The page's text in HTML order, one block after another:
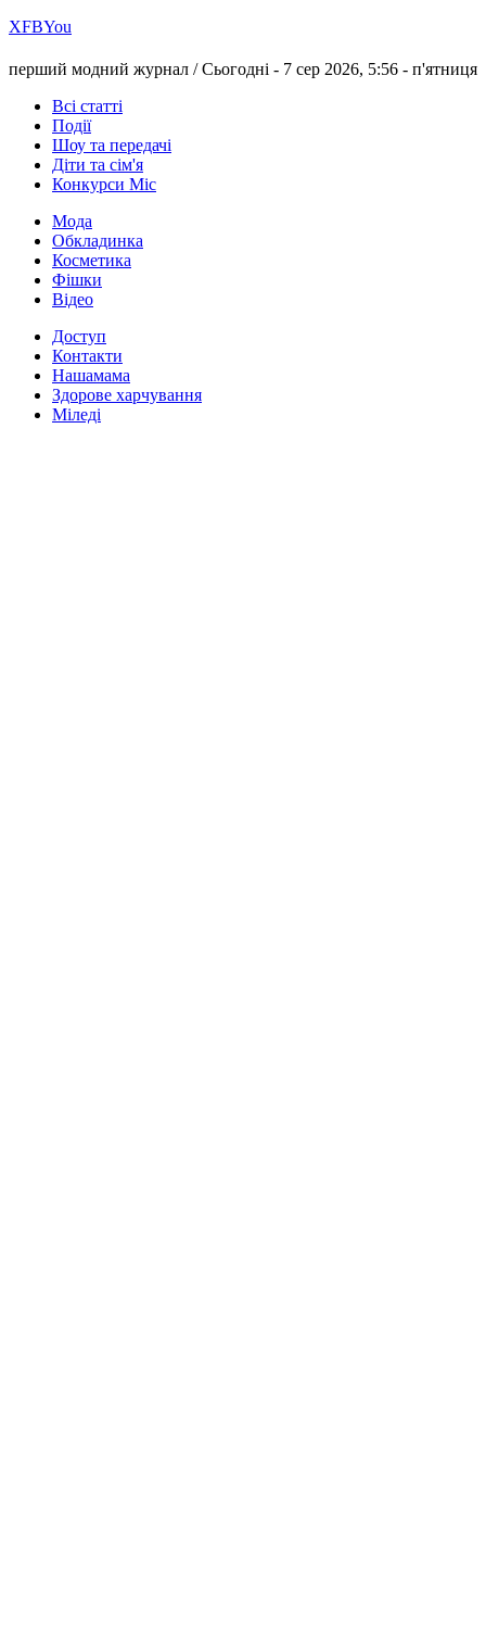
ХFBYou
перший модний журнал /Сьогодні - 7 сер 2026, 5:56 - п'ятниця
Всі статті
Події
Шоу та передачі
Діти та сім'я
Конкурси Міс
Мода
Обкладинка
Косметика
Фішки
Відео
Доступ
Контакти
Нашамама
Здорове харчування
Міледі